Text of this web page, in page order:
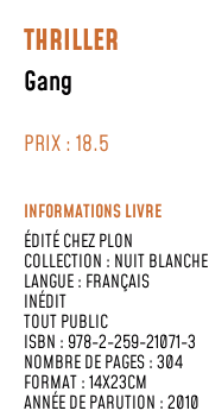
THRILLER
Gang
PRIX : 18.5
INFORMATIONS LIVRE
ÉDITÉ CHEZPLON
COLLECTION : NUIT BLANCHE
LANGUE : FRANÇAIS
INÉDIT
TOUT PUBLIC
ISBN : 978-2-259-21071-3
NOMBRE DE PAGES : 304
FORMAT : 14X23CM
ANNÉE DE PARUTION : 2010